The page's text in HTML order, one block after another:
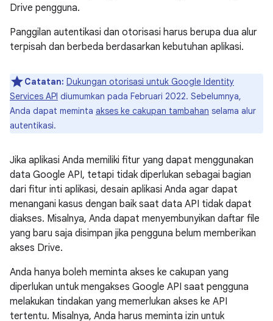
Drive pengguna.
Panggilan autentikasi dan otorisasi harus berupa dua alur
terpisah dan berbeda berdasarkan kebutuhan aplikasi.
Catatan: Dukungan otorisasi untuk Google Identity
Services API diumumkan pada Februari 2022. Sebelumnya,
Anda dapat meminta akses ke cakupan tambahan selama alur
autentikasi.
Jika aplikasi Anda memiliki fitur yang dapat menggunakan
data Google API, tetapi tidak diperlukan sebagai bagian
dari fitur inti aplikasi, desain aplikasi Anda agar dapat
menangani kasus dengan baik saat data API tidak dapat
diakses. Misalnya, Anda dapat menyembunyikan daftar file
yang baru saja disimpan jika pengguna belum memberikan
akses Drive.
Anda hanya boleh meminta akses ke cakupan yang
diperlukan untuk mengakses Google API saat pengguna
melakukan tindakan yang memerlukan akses ke API
tertentu. Misalnya, Anda harus meminta izin untuk